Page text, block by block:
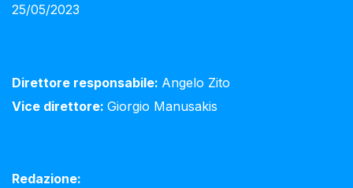
25/05/2023
Direttore responsabile: Angelo Zito
Vice direttore: Giorgio Manusakis
Redazione: